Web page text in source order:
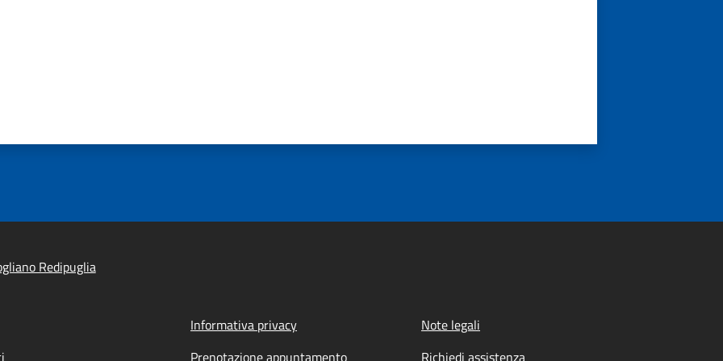
Redipuglia
Informativa privacy
Note legali
Prenotazione appuntamento Richiedi assistenza